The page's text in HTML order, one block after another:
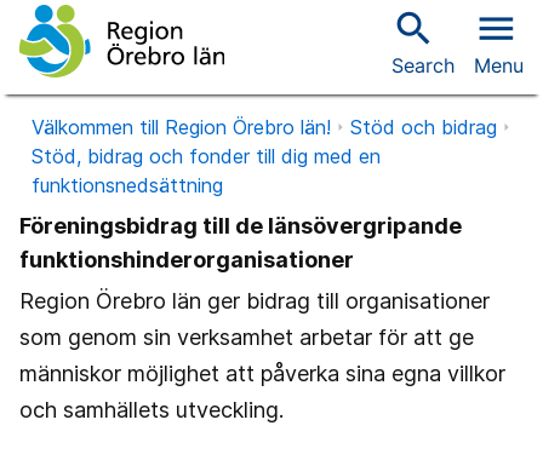
search
Search
menu
Menu
Välkommen till Region Örebro län!
Stöd och bidrag
Stöd, bidrag och fonder till dig med en
funktionsnedsättning
Föreningsbidrag till de länsövergripande
funktionshinderorganisationer
Region Örebro län ger bidrag till organisationer
som genom sin verksamhet arbetar för att ge
människor möjlighet att påverka sina egna villkor
och samhällets utveckling.